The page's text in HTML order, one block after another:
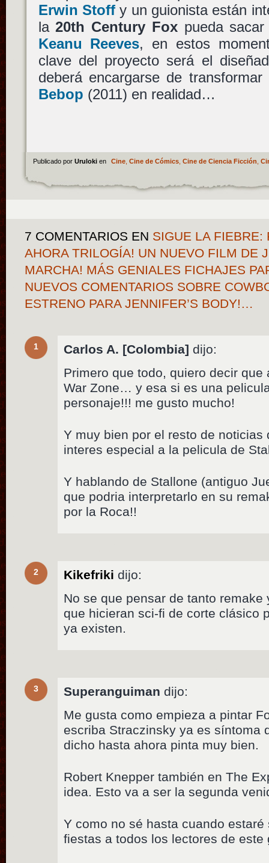
Erwin Stoffy un guionista están
la20th Century Foxpueda sacar
Keanu Reeves, en estos
clave del proyecto será el
deberá encargarse de
Bebop (2011) en realidad…
Publicado por Uruloki en Cine, Cine de Cómics, Cine de Ciencia Ficción,
7 COMENTARIOS EN SIGUE LA FIEBRE:
AHORA TRILOGÍA! UN NUEVO FILM DE
MARCHA! MÁS GENIALES FICHAJES
NUEVOS COMENTARIOS SOBRE
ESTRENO PARA JENNIFER’S BODY!…
1 Carlos A. [Colombia] dijo:
Primero que todo, quiero decir
War Zone… y esa si es una
personaje!!! me gusto mucho!
Y muy bien por el resto de noticias
interes especial a la pelicula de
Y hablando de Stallone (antiguo
que podria interpretarlo en su
por la Roca!!
2 Kikefriki dijo:
No se que pensar de tanto
que hicieran sci-fi de corte clásico
ya existen.
3 Superanguiman dijo:
Me gusta como empieza a pintar
escriba Straczinsky ya es síntoma
dicho hasta ahora pinta muy bien.
Robert Knepper también en The
idea. Esto va a ser la segunda
Y como no sé hasta cuando
fiestas a todos los lectores de este